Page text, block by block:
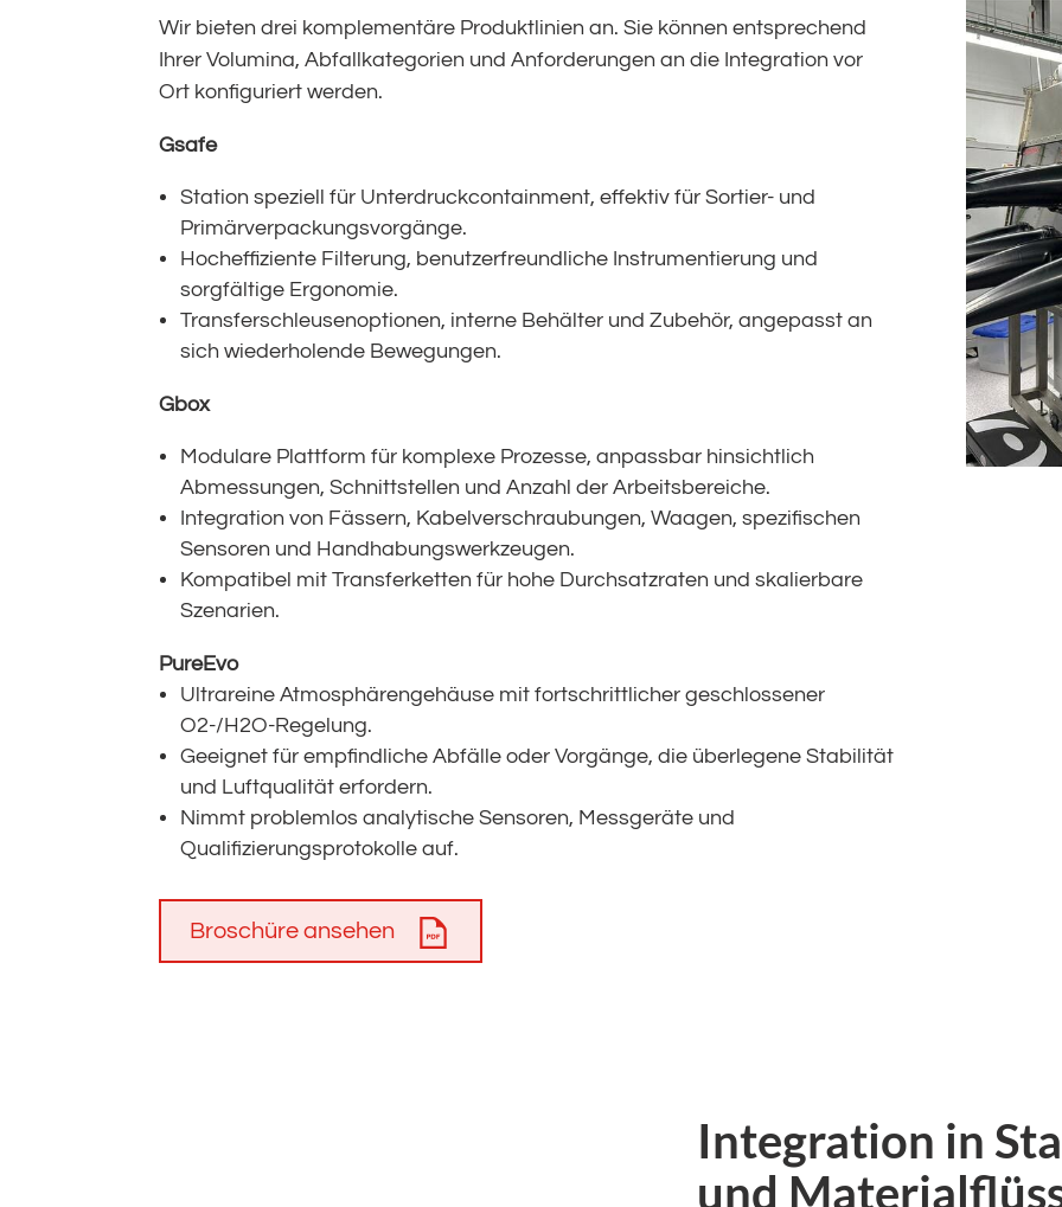
Wir bieten drei komplementäre Produktlinien an. Sie können entsprechend
Ihrer Volumina, Abfallkategorien und Anforderungen an die Integration vor
Ort konfiguriert werden.
Gsafe
Station speziell für Unterdruckcontainment, effektiv für Sortier- und
Primärverpackungsvorgänge.
Hocheffiziente Filterung, benutzerfreundliche Instrumentierung und
sorgfältige Ergonomie.
Transferschleusenoptionen, interne Behälter und Zubehör, angepasst an
sich wiederholende Bewegungen.
Gbox
Modulare Plattform für komplexe Prozesse, anpassbar hinsichtlich
Abmessungen, Schnittstellen und Anzahl der Arbeitsbereiche.
Integration von Fässern, Kabelverschraubungen, Waagen, spezifischen
Sensoren und Handhabungswerkzeugen.
Kompatibel mit Transferketten für hohe Durchsatzraten und skalierbare
Szenarien.
PureEvo
Ultrareine Atmosphärengehäuse mit fortschrittlicher geschlossener
O2-/H2O-Regelung.
Geeignet für empfindliche Abfälle oder Vorgänge, die überlegene Stabilität
und Luftqualität erfordern.
Nimmt problemlos analytische Sensoren, Messgeräte und
Qualifizierungsprotokolle auf.
Broschüre ansehen
Integration in
und